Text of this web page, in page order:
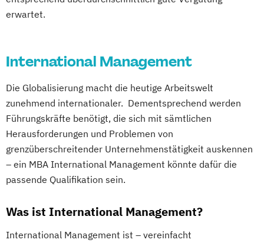
erwartet.
International Management
Die Globalisierung macht die heutige Arbeitswelt
zunehmend internationaler. Dementsprechend werden
Führungskräfte benötigt, die sich mit sämtlichen
Herausforderungen und Problemen von
grenzüberschreitender Unternehmenstätigkeit auskennen
– ein MBA International Management könnte dafür die
passende Qualifikation sein.
Was ist International Management?
International Management ist – vereinfacht